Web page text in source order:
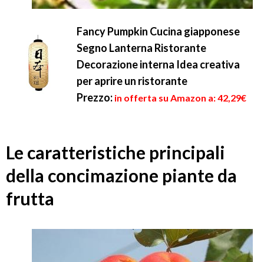
Fancy Pumpkin Cucina giapponese
Segno Lanterna Ristorante
Decorazione interna Idea creativa
per aprire un ristorante
Prezzo: in offerta su Amazon a: 42,29€
Le caratteristiche principali
della concimazione piante da
frutta